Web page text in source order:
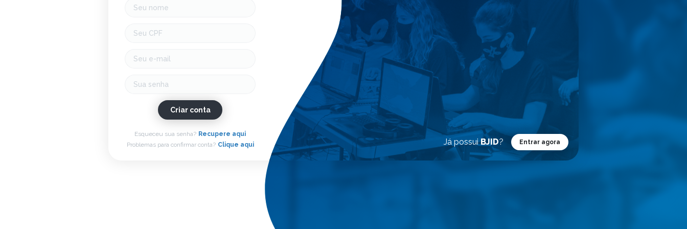
Criar conta
Esqueceu sua senha? Recupere aqui
Problemas para confirmar conta? Clique aqui Já possuiBJID? Entrar agora